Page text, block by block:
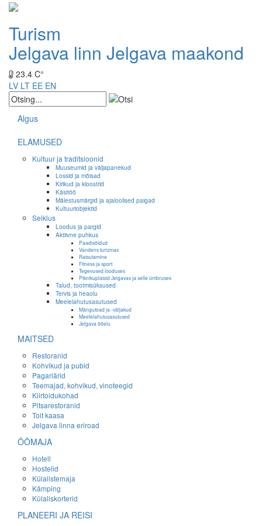
Turism
Jelgava linn Jelgava maakond
23.4 C°
LV LT EE EN
Algus
ELAMUSED
Kultuur ja traditsioonid
Muuseumid ja väljapanekud
Lossid ja mõisad
Kirikud ja kloostrid
Käsitöö
Mälestusmärgid ja ajaloolised paigad
Kultuuriobjektid
Seiklus
Loodus ja pargid
Aktiivne puhkus
Paadisõidud
Vandens turizmas
Ratsutamine
Fitness ja sport
Tegevused looduses
Piknikuplatsid Jelgavas ja selle ümbruses
Talud, tootmisüksused
Tervis ja heaolu
Meelelahutusasutused
Mängutoad ja -väljakud
Meelelahutusasutused
Jelgava ööelu
MAITSED
Restoranid
Kohvikud ja pubid
Pagariärid
Teemajad, kohvikud, vinoteegid
Kiirtoidukohad
Pitsarestoranid
Toit kaasa
Jelgava linna eriroad
ÖÖMAJA
Hotell
Hostelid
Külalistemaja
Kämping
Külaliskorterid
PLANEERI JA REISI